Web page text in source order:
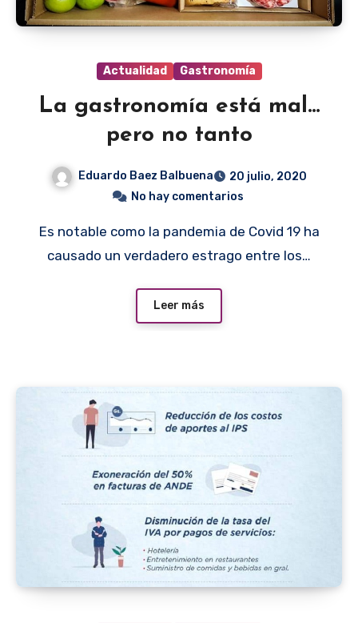
Actualidad Gastronomía
La gastronomía está mal…
pero no tanto
Eduardo Baez Balbuena
20 julio, 2020
No hay comentarios
Es notable como la pandemia de Covid 19 ha
causado un verdadero estrago entre los…
Leer más